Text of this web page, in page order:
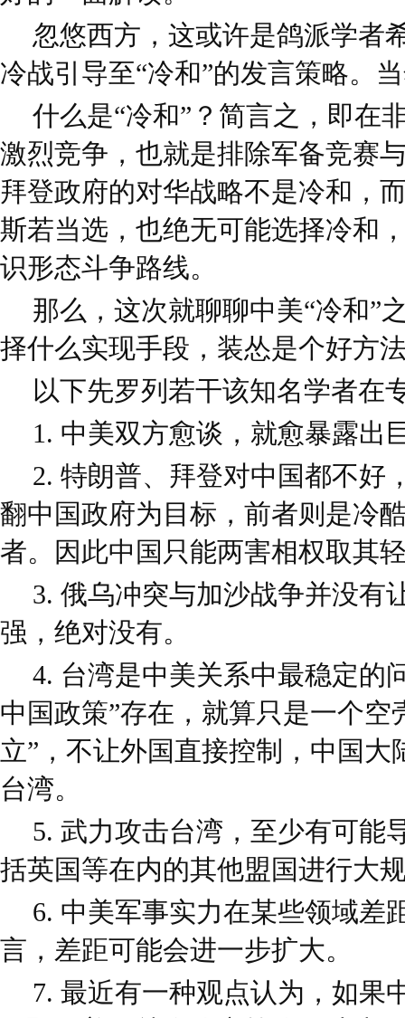
忽悠西方，这或许是鸽派学者
冷战引导至“冷和”的发言策略。
什么是“冷和”？简言之，即在
激烈竞争，也就是排除军备竞赛
拜登政府的对华战略不是冷和，
斯若当选，也绝无可能选择冷和
识形态斗争路线。
那么，这次就聊聊中美“冷和”
择什么实现手段，装怂是个好方
以下先罗列若干该知名学者在
1. 中美双方愈谈，就愈暴露出
2. 特朗普、拜登对中国都不好
翻中国政府为目标，前者则是冷
者。因此中国只能两害相权取其
3. 俄乌冲突与加沙战争并没有
强，绝对没有。
4. 台湾是中美关系中最稳定的
中国政策”存在，就算只是一个空
立”，不让外国直接控制，中国
台湾。
5. 武力攻击台湾，至少有可能
括英国等在内的其他盟国进行大
6. 中美军事实力在某些领域差
言，差距可能会进一步扩大。
7. 最近有一种观点认为，如果